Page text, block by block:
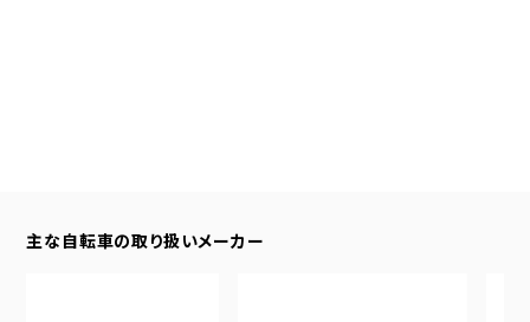
主な自転車の取り扱いメーカー